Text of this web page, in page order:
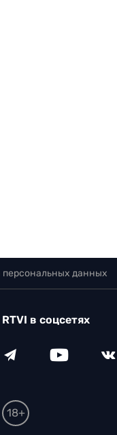
персональных данных
RTVI в соцсетях
18+